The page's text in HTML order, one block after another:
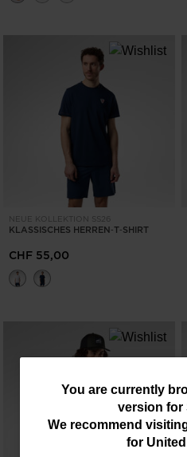
You
are
You are currently
version for
We recommend
for
NEUE KOLLEKTION SS26
KLASSISCHES HERREN‑T‑SHIRT
CHF 55,00